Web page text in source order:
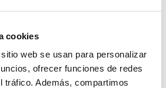
cookies
web se usan para personalizar
ofrecer funciones de redes
tráfico. Además, compartimos